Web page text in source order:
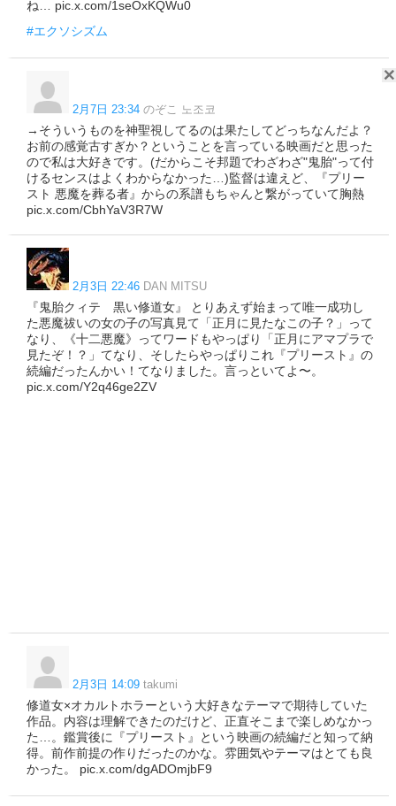
ね… pic.x.com/1seOxKQWu0
#エクソシズム
2月7日 23:34 のぞこ 노조코
→そういうものを神聖視してるのは果たしてどっちなんだよ？
お前の感覚古すぎか？ということを言っている映画だと思った
ので私は大好きです。(だからこそ邦題でわざわざ"鬼胎"って付
けるセンスはよくわからなかった…)監督は違えど、『プリー
スト 悪魔を葬る者』からの系譜もちゃんと繋がっていて胸熱
pic.x.com/CbhYaV3R7W
2月3日 22:46 DAN MITSU
『鬼胎クィテ 黒い修道女』 とりあえず始まって唯一成功し
た悪魔祓いの女の子の写真見て「正月に見たなこの子？」って
なり、《十二悪魔》ってワードもやっぱり「正月にアマプラで
見たぞ！？」てなり、そしたらやっぱりこれ『プリースト』の
続編だったんかい！てなりました。言っといてよ〜。
pic.x.com/Y2q46ge2ZV
2月3日 14:09 takumi
修道女×オカルトホラーという大好きなテーマで期待していた
作品。内容は理解できたのだけど、正直そこまで楽しめなかっ
た…。鑑賞後に『プリースト』という映画の続編だと知って納
得。前作前提の作りだったのかな。雰囲気やテーマはとても良
かった。 pic.x.com/dgADOmjbF9